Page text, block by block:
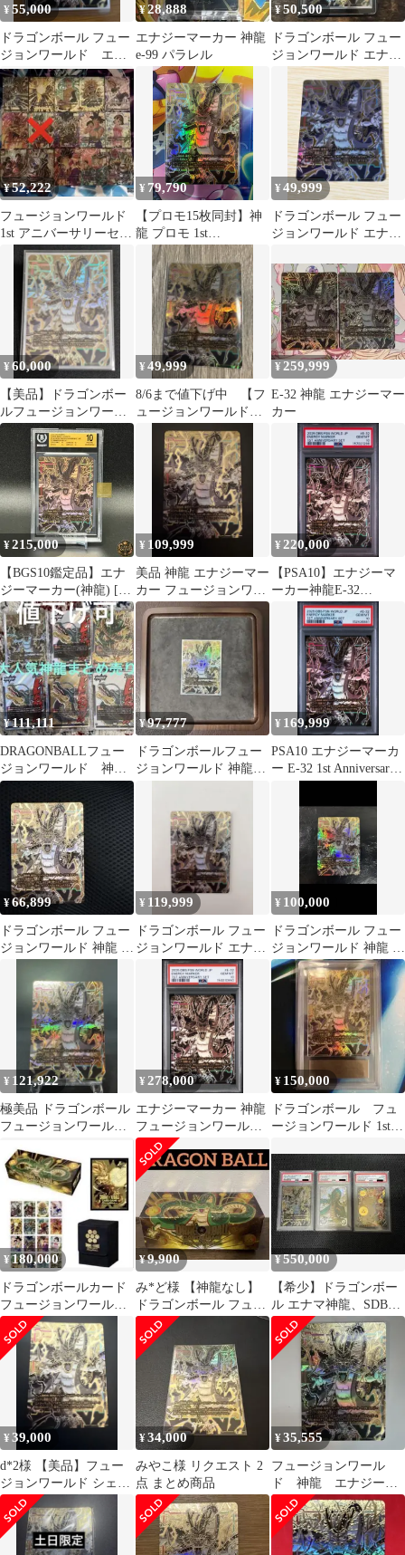
¥55,000
ドラゴンボール フュー
ジョンワールド エナ
ジーマーカー 神龍
¥28,888
エナジーマーカー 神龍
e-99 パラレル
¥50,500
ドラゴンボール フュー
ジョンワールド エナジ
ーマーカー 神龍
¥52,222
フュージョンワールド
1st アニバーサリーセッ
ト※【エナジーマーカ
ー】神龍なし②
¥ 79,790
【プロモ15枚同封】神
龍 プロモ 1st
Anniversary Set ドラゴ
ンボール フュージョン
ワールド エナジーマー
カー E-32
¥49,999
ドラゴンボール フュー
ジョンワールド エナジ
¥60,000
【美品】ドラゴンボー
ルフュージョンワール
ド 神龍 エナジーマーカ
¥49,999
8/6まで値下げ中 【フ
ュージョンワールド】
神龍 エナジーマーカ
ー パラレル
¥ 259,999
E-32 神龍 エナジーマー
カー
¥215,000
【BGS10鑑定品】エナ
ジーマーカー(神龍) [E-
32] 金背景 フュージョ
ンワールド「1st アニバ
ーサリーセット」│ド
ラゴンボールカード
Dragon Ball Fusion
World 1st Anniversary
Set
¥ 109,999
美品 神龍 エナジーマー
カー フュージョンワー
ルド E-32
¥ 220,000
【PSA10】エナジーマ
ーカー神龍E-32
1stANNIVERSARY SET
¥111,111
DRAGONBALLフュー
ジョンワールド 神龍
まとめ売り
¥97,777
ドラゴンボールフュー
ジョンワールド 神龍
¥ 169,999
PSA10 エナジーマーカ
ー E-32 1st Anniversary
¥66,899
ドラゴンボール フュー
ジョンワールド 神龍 エ
¥ 119,999
ドラゴンボール フュー
ジョンワールド エナジ
ーマーカー 神龍
¥ 100,000
ドラゴンボール フュー
ジョンワールド 神龍 エ
ナジーマーカー E-32
¥ 121,922
極美品 ドラゴンボール
フュージョンワールド
E-32
¥ 278,000
エナジーマーカー 神龍
フュージョンワールド
1st アニバーサリー
psa10
¥ 150,000
ドラゴンボール フュ
ージョンワールド 1st
¥180,000
ドラゴンボールカード
フュージョンワールド
1st アニバーサリーセッ
ト 神龍
¥9,900
み*ど様 【神龍なし】
ドラゴンボール フュー
ジョンワールド 1st ア
ニバーサリ
¥550,000
【希少】ドラゴンボー
ル エナマ神龍、SDBH
神龍、SDV4ポルンガ
PSA10連番
¥39,000
d*2様 【美品】フュー
ジョンワールド シェン
ロン エナジーマーカー
1stアニ
¥34,000
みやこ様 リクエスト 2
点 まとめ商品
¥35,555
フュージョンワール
ド 神龍 エナジーマ
ーカー E-32